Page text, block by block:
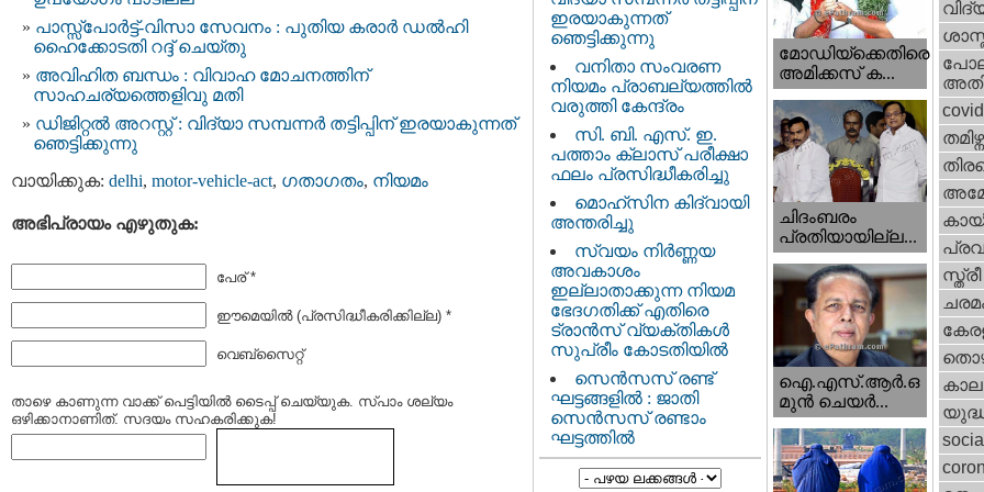
പാസ്സ്പോർട്ട്-വിസാ സേവനം : പുതിയ കരാർ ഡൽഹി
ഹൈക്കോടതി റദ്ദ് ചെയ്തു
അവിഹിത ബന്ധം : വിവാഹ മോചനത്തിന്
സാഹചര്യത്തെളിവു മതി
ഡിജിറ്റൽ അറസ്റ്റ് : വിദ്യാ സമ്പന്നർ തട്ടിപ്പിന്‌ ഇരയാകുന്നത്‌
ഞെട്ടിക്കുന്നു
വായിക്കുക: delhi, motor-vehicle-act, ഗതാഗതം, നിയമം
അഭിപ്രായം എഴുതുക:
പേര് *
ഈമെയില്‍ (പ്രസിദ്ധീകരിക്കില്ല) *
വെബ്സൈറ്റ്
താഴെ കാണുന്ന വാക്ക് പെട്ടിയില്‍ ടൈപ്പ്‌ ചെയ്യുക. സ്പാം ശല്യം
ഒഴിക്കാനാണിത്. സദയം സഹകരിക്കുക!
ഇരയാകുന്നത്‌
ഞെട്ടിക്കുന്നു
വനിതാ സംവരണ
നിയമം പ്രാബല്യത്തിൽ
വരുത്തി കേന്ദ്രം
സി. ബി. എസ്. ഇ.
പത്താം ക്ലാസ് പരീക്ഷാ
ഫലം പ്രസിദ്ധീകരിച്ചു
മൊഹ്‌സിന കിദ്വായി
അന്തരിച്ചു
സ്വയം നിർണ്ണയ
അവകാശം
ഇല്ലാതാക്കുന്ന നിയമ
ഭേദഗതിക്ക് എതിരെ
ട്രാൻസ് വ്യക്തികൾ
സുപ്രീം കോടതിയിൽ
സെന്‍സസ് രണ്ട്
ഘട്ടങ്ങളിൽ : ജാതി
സെന്‍സസ് രണ്ടാം
ഘട്ടത്തിൽ
മോഡിയ്ക്കെതിരെ
അമിക്കസ് ക...
ചിദംബരം
പ്രതിയായില്ല...
ഐ.എസ്.ആര്‍.ഒ
മുന്‍ ചെയര്‍...